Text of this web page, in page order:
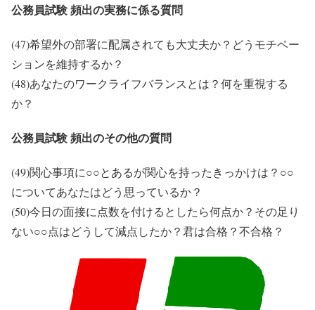
公務員試験 頻出の実務に係る質問
(47)希望外の部署に配属されても大丈夫か？どうモチベー
ションを維持するか？
(48)あなたのワークライフバランスとは？何を重視する
か？
公務員試験 頻出のその他の質問
(49)関心事項に○○とあるが関心を持ったきっかけは？○○
についてあなたはどう思っているか？
(50)今日の面接に点数を付けるとしたら何点か？その足り
ない○○点はどうして減点したか？君は合格？不合格？